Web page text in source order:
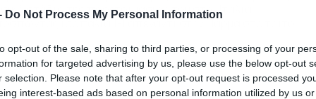
Do Not Process My Personal Information
opt-out of the sale, sharing to third parties, or processing of your
for targeted advertising by us, please use the below opt-out
selection. Please note that after your opt-out request is processed
interest-based ads based on personal information utilized by us
στάδιο της προετοιμασίας του στην Ιταλία,
ισοπαλία 1-1 απέναντι στην Πάρμα στο τρίτο
καλή εικόνα απέναντι σε έναν ποιοτικό αντίπαλο, είχε
των κινήσεων για μεγάλο μέρος της
πίεσε αποτελεσματικά, αφήνοντας θετικά δείγματα […]